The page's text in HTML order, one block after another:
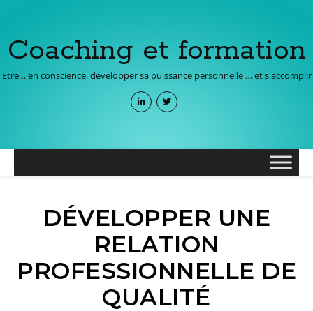
Coaching et formation
Etre… en conscience, développer sa puissance personnelle … et s'accomplir
DÉVELOPPER UNE
RELATION
PROFESSIONNELLE DE
QUALITÉ